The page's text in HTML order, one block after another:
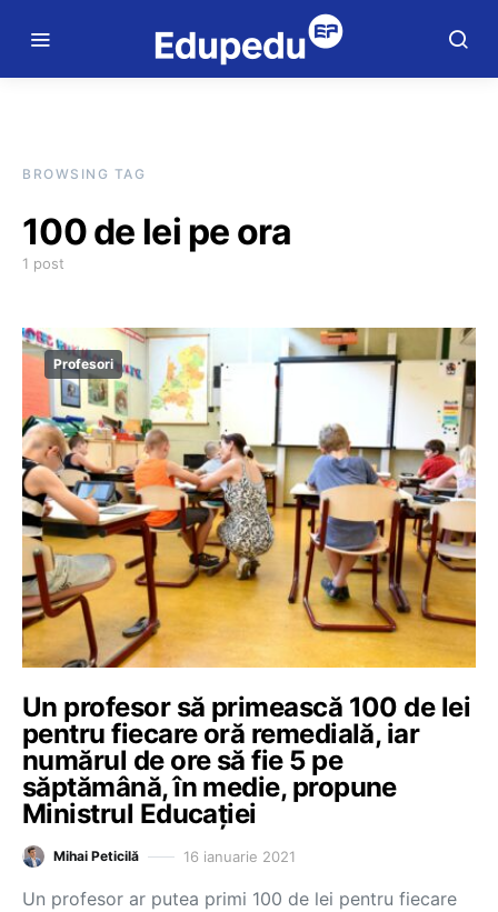
BROWSING TAG
100 de lei pe ora
1 post
Profesori
Un profesor să primească 100 de lei
pentru fiecare oră remedială, iar
numărul de ore să fie 5 pe
săptămână, în medie, propune
Ministrul Educației
Mihai Peticilă 16 ianuarie 2021
Un profesor ar putea primi 100 de lei pentru fiecare